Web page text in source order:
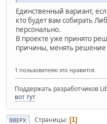
Единственный вариант,
кто будет вам собирать
персонально.
В проекте уже принято
причины, менять решение
1 пользователю это нравится.
Поддержать разработчиков
вот тут
ВВЕРХ Страницы 1